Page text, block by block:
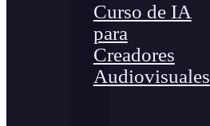
Curso de IA
para
Creadores
Audiovisuales